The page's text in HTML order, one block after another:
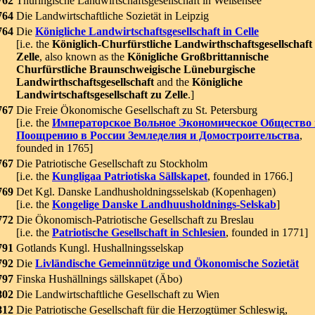
Die Landwirtschaftliche Sozietät in Leipzig
Die Königliche Landwirtschaftsgesellschaft in Celle
[i.e. the Königlich-Churfürstliche Landwirthschaftsgesellschaft
Zelle, also known as the Königliche Großbrittannische
Churfürstliche Braunschweigische Lüneburgische
Landwirthschaftsgesellschaft and the Königliche
Landwirtschaftsgesellschaft zu Zelle.]
Die Freie Ökonomische Gesellschaft zu St. Petersburg
[i.e. the Императорское Вольное Экономическое Общество
Поощрению в России Земледелия и Домостроительства,
founded in 1765]
Die Patriotische Gesellschaft zu Stockholm
[i.e. the Kungligaa Patriotiska Sällskapet, founded in 1766.]
Det Kgl. Danske Landhusholdningsselskab (Kopenhagen)
[i.e. the Kongelige Danske Landhuusholdnings-Selskab]
Die Ökonomisch-Patriotische Gesellschaft zu Breslau
[i.e. the Patriotische Gesellschaft in Schlesien, founded in 1771]
Gotlands Kungl. Hushallningsselskap
Die Livländische Gemeinnützige und Ökonomische Sozietät
Finska Hushällnings sällskapet (Äbo)
Die Landwirtschaftliche Gesellschaft zu Wien
Die Patriotische Gesellschaft für die Herzogtümer Schleswig,